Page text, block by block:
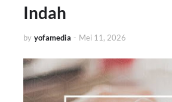
Indah
by yofamedia - Mei 11, 2026